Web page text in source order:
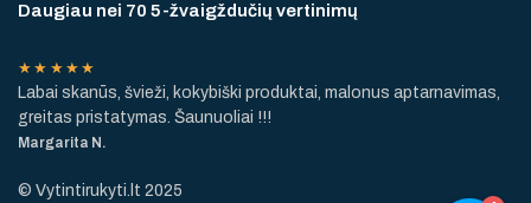
Daugiau nei 70 5-žvaigždučių vertinimų
★★★★★
Labai skanūs, švieži, kokybiški produktai, malonus aptarnavimas,
greitas pristatymas. Šaunuoliai !!!
Margarita N.
© Vytintirukyti.lt 2025